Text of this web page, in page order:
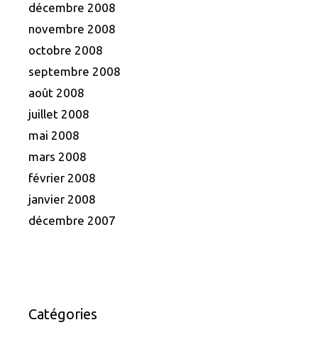
décembre 2008
novembre 2008
octobre 2008
septembre 2008
août 2008
juillet 2008
mai 2008
mars 2008
février 2008
janvier 2008
décembre 2007
Catégories